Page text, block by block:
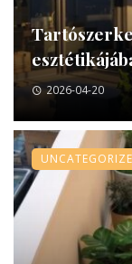
2026-04-20